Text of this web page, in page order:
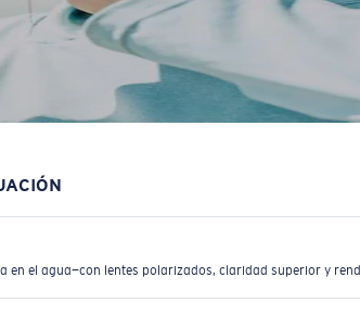
el agua—con lentes polarizados, claridad superior y